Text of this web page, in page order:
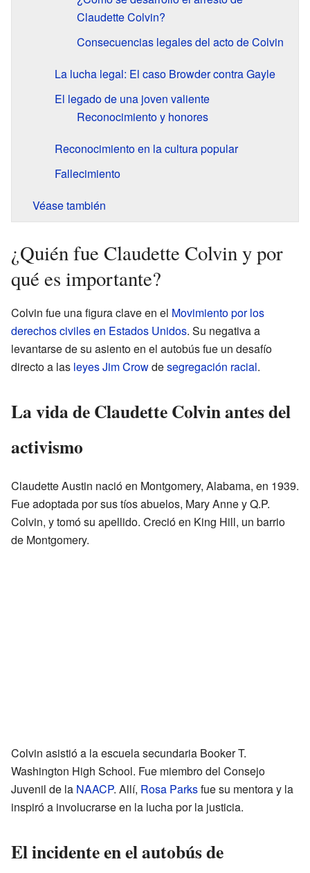
Claudette Colvin?
Consecuencias legales del acto de Colvin
La lucha legal: El caso Browder contra Gayle
El legado de una joven valiente
Reconocimiento y honores
Reconocimiento en la cultura popular
Fallecimiento
Véase también
¿Quién fue Claudette Colvin y por
qué es importante?
Colvin fue una figura clave en el Movimiento por los
derechos civiles en Estados Unidos. Su negativa a
levantarse de su asiento en el autobús fue un desafío
directo a las leyes Jim Crowdesegregación racial.
La vida de Claudette Colvin antes del
activismo
Claudette Austin nació en Montgomery, Alabama, en 1939.
Fue adoptada por sus tíos abuelos, Mary Anne y Q.P.
Colvin, y tomó su apellido. Creció en King Hill, un barrio
de Montgomery.
Colvin asistió a la escuela secundaria Booker T.
Washington High School. Fue miembro del Consejo
Juvenil de la NAACP. Allí, Rosa Parksfue su mentora y la
inspiró a involucrarse en la lucha por la justicia.
El incidente en el autobús de